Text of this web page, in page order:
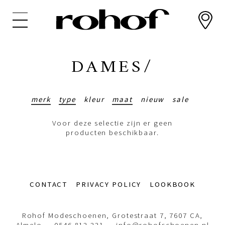
DAMES/
merk type kleur maat nieuw sale
Voor deze selectie zijn er geen
producten beschikbaar.
Footer-CONTACT PRIVACY POLICY LOOKBOOK
Rohof Modeschoenen, Grotestraat 7, 7607 CA,